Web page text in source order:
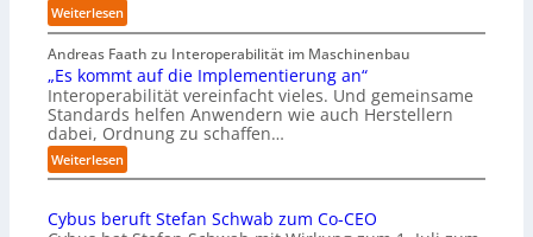
Weiterlesen:
P
r
ä
z
i
s
e
2
-
I
Andreas Faath zu Interoperabilität im Maschinenbau
„Es kommt auf die Implementierung an“
Interoperabilität vereinfacht vieles. Und gemeinsame
Standards helfen Anwendern wie auch Herstellern
dabei, Ordnung zu schaffen…
Weiterlesen:
„
s
Cybus beruft Stefan Schwab zum Co-CEO